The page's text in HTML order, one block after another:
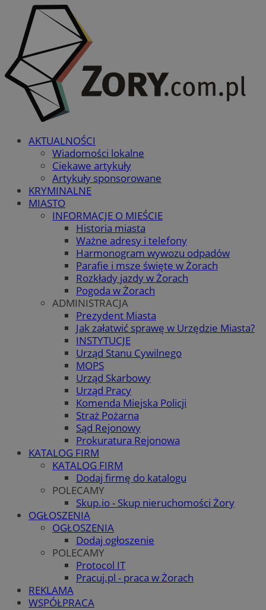
AKTUALNOŚCI
Wiadomości lokalne
Ciekawe artykuły
Artykuły sponsorowane
KRYMINALNE
MIASTO
INFORMACJE O MIEŚCIE
Historia miasta
Ważne adresy i telefony
Harmonogram wywozu odpadów
Parafie i msze święte w Żorach
Rozkłady jazdy w Żorach
Pogoda w Żorach
ADMINISTRACJA
Prezydent Miasta
Jak załatwić sprawę w Urzędzie Miasta?
INSTYTUCJE
Urząd Stanu Cywilnego
MOPS
Urząd Skarbowy
Urząd Pracy
Komenda Miejska Policji
Straż Pożarna
Sąd Rejonowy
Prokuratura Rejonowa
KATALOG FIRM
KATALOG FIRM
Dodaj firmę do katalogu
POLECAMY
Skup.io - Skup nieruchomości Żory
OGŁOSZENIA
OGŁOSZENIA
Dodaj ogłoszenie
POLECAMY
Protocol IT
Pracuj.pl - praca w Żorach
REKLAMA
WSPÓŁPRACA